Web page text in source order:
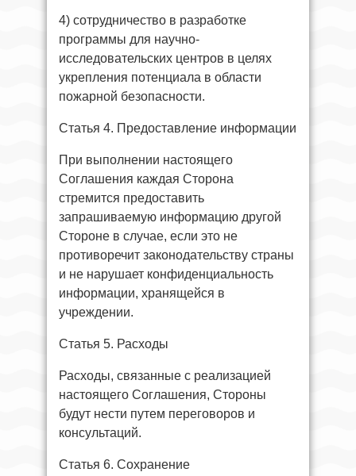
4) сотрудничество в разработке
программы для научно-
исследовательских центров в целях
укрепления потенциала в области
пожарной безопасности.
Статья 4. Предоставление информации
При выполнении настоящего
Соглашения каждая Сторона
стремится предоставить
запрашиваемую информацию другой
Стороне в случае, если это не
противоречит законодательству страны
и не нарушает конфиденциальность
информации, хранящейся в
учреждении.
Статья 5. Расходы
Расходы, связанные с реализацией
настоящего Соглашения, Стороны
будут нести путем переговоров и
консультаций.
Статья 6. Сохранение